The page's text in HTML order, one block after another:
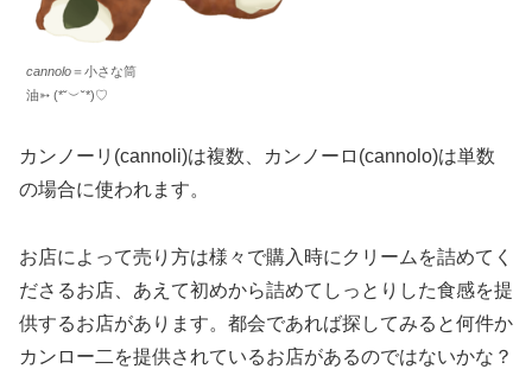
cannolo＝小さな筒
油➳ (*˘︶˘*)♡
カンノーリ(cannoli)は複数、カンノーロ(cannolo)は単数
の場合に使われます。
お店によって売り方は様々で購入時にクリームを詰めてく
ださるお店、あえて初めから詰めてしっとりした食感を提
供するお店があります。都会であれば探してみると何件か
カンロー二を提供されているお店があるのではないかな？